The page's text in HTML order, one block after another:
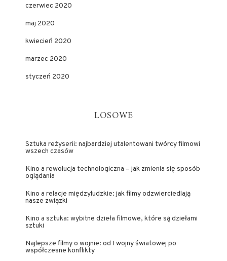
czerwiec 2020
maj 2020
kwiecień 2020
marzec 2020
styczeń 2020
LOSOWE
Sztuka reżyserii: najbardziej utalentowani twórcy filmowi
wszech czasów
Kino a rewolucja technologiczna – jak zmienia się sposób
oglądania
Kino a relacje międzyludzkie: jak filmy odzwierciedlają
nasze związki
Kino a sztuka: wybitne dzieła filmowe, które są dziełami
sztuki
Najlepsze filmy o wojnie: od I wojny światowej po
współczesne konflikty